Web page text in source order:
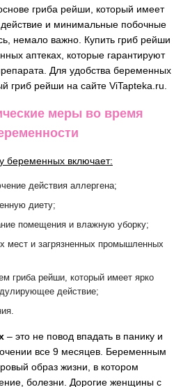
гриба рейши, который имеет
и минимальные побочные
немало важно. Купить гриб рейши
аптеках, которые гарантируют
Для удобства беременных
гриб рейши на сайте ViTapteka.ru.
меры во время
беременных включает:
действия аллергена;
диету;
помещения и влажную уборку;
мест и загрязненных промышленных
гриба рейши, который имеет ярко
действие;
– это не повод впадать в панику и
все 9 месяцев. Беременным
образ жизни, в котором
болезни. Дорогие женщины с